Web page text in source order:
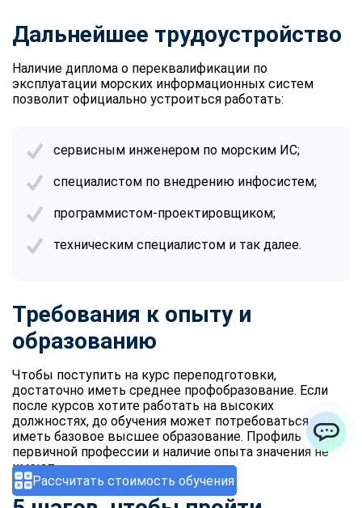
Рассчитать стоимость обучения
Дальнейшее трудоустройство
Наличие диплома о переквалификации по
эксплуатации морских информационных систем
позволит официально устроиться работать:
сервисным инженером по морским ИС;
специалистом по внедрению инфосистем;
программистом-проектировщиком;
техническим специалистом и так далее.
Требования к опыту и
образованию
Чтобы поступить на курс переподготовки,
достаточно иметь среднее профобразование. Если
после курсов хотите работать на высоких
должностях, до обучения может потребоваться
иметь базовое высшее образование. Профиль
первичной профессии и наличие опыта значения не
имеют.
ChatApp